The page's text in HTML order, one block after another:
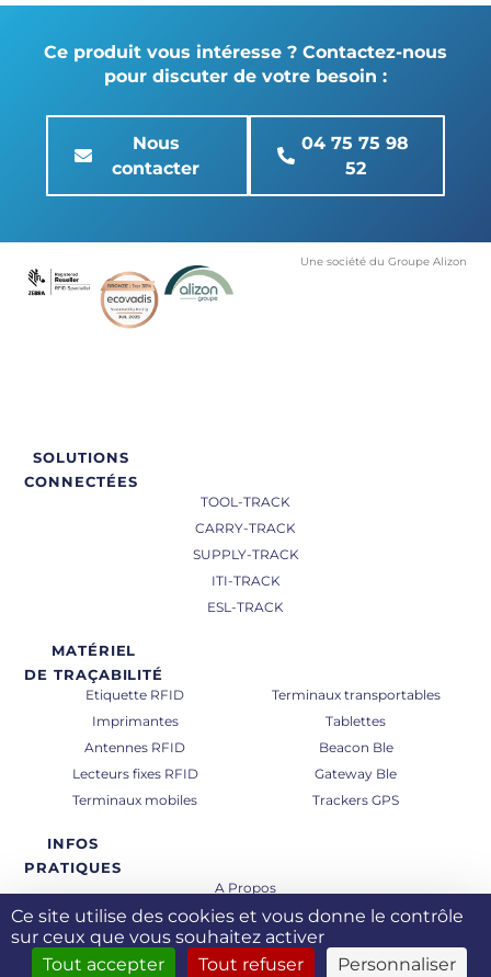
Ce site utilise des cookies et vous donne le contrôle
sur ceux que vous souhaitez activer
Tout accepter
Tout refuser Personnaliser
Ce produit vous intéresse ? Contactez-nous
pour discuter de votre besoin :
Nous
contacter
04 75 75 98
52
SOLUTIONS
CONNECTÉES
TOOL-TRACK
CARRY-TRACK
SUPPLY-TRACK
ITI-TRACK
ESL-TRACK
MATÉRIEL
DE TRAÇABILITÉ
Etiquette RFID
Imprimantes
Antennes RFID
Lecteurs fixes RFID
Terminaux mobiles
Terminaux transportables
Tablettes
Beacon Ble
Gateway Ble
Trackers GPS
INFOS
PRATIQUES
A Propos
Solutions personnalisées
Actualités
Contact
Une société du Groupe Alizon